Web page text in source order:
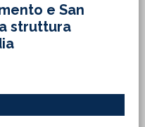
e San
struttura